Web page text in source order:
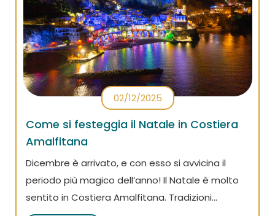
02/12/2025
Come si festeggia il Natale in Costiera
Amalfitana
Dicembre è arrivato, e con esso si avvicina il
periodo più magico dell’anno! Il Natale è molto
sentito in Costiera Amalfitana. Tradizioni